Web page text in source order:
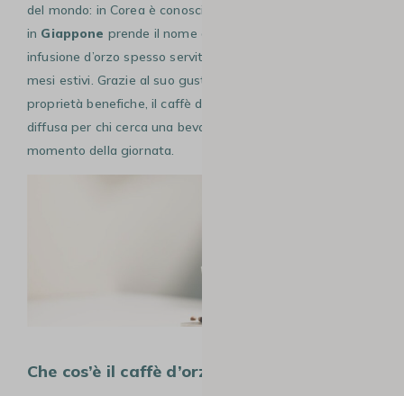
del mondo: in Corea è conosciuta come “Boricha”, mentre
in Giappone prende il nome di “Mugicha”, una tipica
infusione d’orzo spesso servita fredda, soprattutto nei
mesi estivi. Grazie al suo gusto rinfrescante e alle sue
proprietà benefiche, il caffè d’orzo è diventato una scelta
diffusa per chi cerca una bevanda salutare, adatta a ogni
momento della giornata.
Che cos’è il caffè d’orzo?